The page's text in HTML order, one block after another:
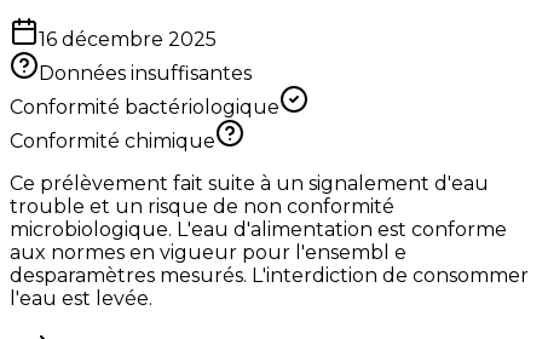
16 décembre 2025
Données insuffisantes
Conformité bactériologique
Conformité chimique
Ce prélèvement fait suite à un signalement d'eau
trouble et un risque de non conformité
microbiologique. L'eau d'alimentation est conforme
aux normes en vigueur pour l'ensembl e
desparamètres mesurés. L'interdiction de consommer
l'eau est levée.